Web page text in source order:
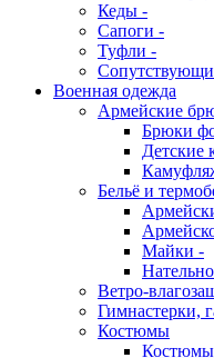
Кеды -
Сапоги -
Туфли -
Военная одежда
Армейские
Брюки
Детские
Бельё и
Майки -
Ветро-
Гимнастерки,
Костюмы
Костюмы